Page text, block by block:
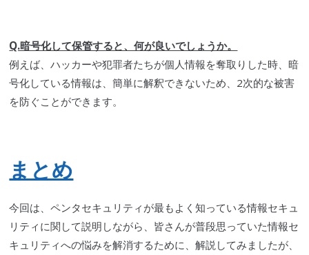
Q.暗号化して保管すると、何が良いでしょうか。
例えば、ハッカーや犯罪者たちが個人情報を奪取りした時、暗
号化している情報は、簡単に解釈できないため、2次的な被害
を防ぐことができます。
まとめ
今回は、ペンタセキュリティ が最もよく知っている情報セキュ
リティに関して説明しながら、皆さんが普段思っていた情報セ
キュリティへの悩みを解消するために、解説してみましたが、